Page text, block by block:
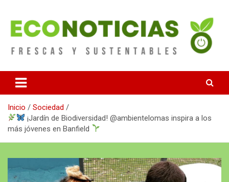
contenido
Econoticias
Inicio
Sociedad
¡Jardín de Biodiversidad! @ambientelomas inspira a los
más jóvenes en Banfield